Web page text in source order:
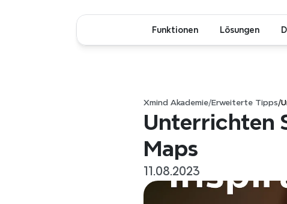
Xmind Akademie/Erweiterte Tipps/
Unterrichten
Maps
11.08.2023
Funktionen Lösungen